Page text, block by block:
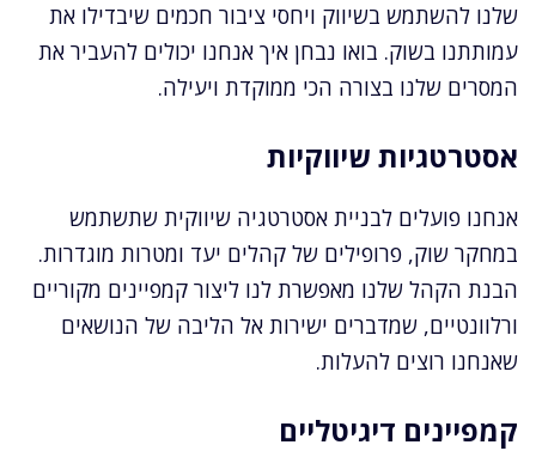
שלנו להשתמש בשיווק ויחסי ציבור חכמים שיבדילו את
עמותתנו בשוק. בואו נבחן איך אנחנו יכולים להעביר את
המסרים שלנו בצורה הכי ממוקדת ויעילה.
אסטרטגיות שיווקיות
אנחנו פועלים לבניית אסטרטגיה שיווקית שתשתמש
במחקר שוק, פרופילים של קהלים יעד ומטרות מוגדרות.
הבנת הקהל שלנו מאפשרת לנו ליצור קמפיינים מקוריים
ורלוונטיים, שמדברים ישירות אל הליבה של הנושאים
שאנחנו רוצים להעלות.
קמפיינים דיגיטליים